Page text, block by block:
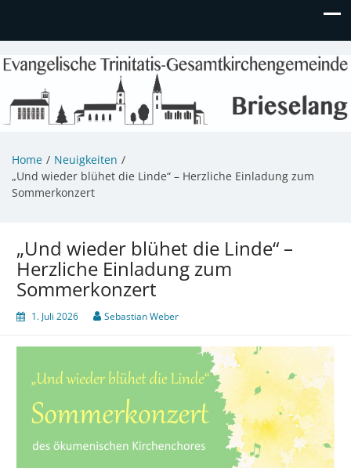
Evangelische Kirchengemeinde
Brieselang
Informationen zu Veranstaltungen, Gemeindeleben und
unserem Kindergarten
Home
Neuigkeiten
„Und wieder blühet die Linde“ – Herzliche Einladung zum
Sommerkonzert
„Und wieder blühet die Linde“ –
Herzliche Einladung zum
Sommerkonzert
1. Juli 2026 Sebastian Weber